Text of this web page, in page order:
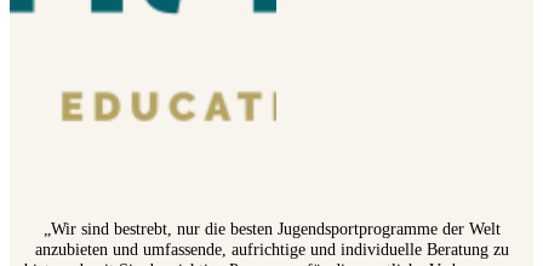
„Wir sind bestrebt, nur die besten Jugendsportprogramme der Welt
anzubieten und umfassende, aufrichtige und individuelle Beratung zu